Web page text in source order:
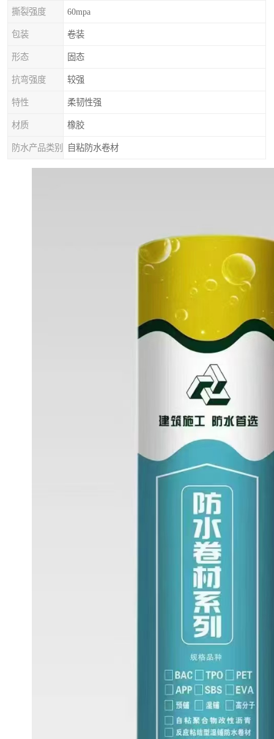
撕裂强度 60mpa
包装 卷装
形态 固态
抗弯强度 较强
特性 柔韧性强
材质 橡胶
防水产品类别 自粘防水卷材